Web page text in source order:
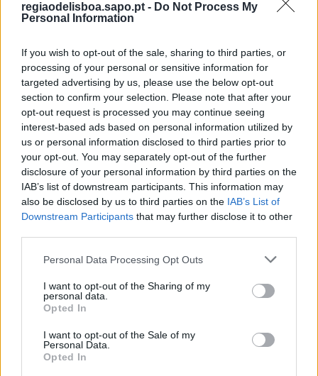
regiaodelisboa.sapo.pt - Do Not Process My
Personal Information
If you wish to opt-out of the sale, sharing to third parties, or
processing of your personal or sensitive information for
targeted advertising by us, please use the below opt-out
section to confirm your selection. Please note that after your
opt-out request is processed you may continue seeing
interest-based ads based on personal information utilized by
us or personal information disclosed to third parties prior to
your opt-out. You may separately opt-out of the further
disclosure of your personal information by third parties on the
IAB’s list of downstream participants. This information may
also be disclosed by us to third parties on the IAB’s List of
Downstream Participants that may further disclose it to other
Personal Data Processing Opt Outs
I want to opt-out of the Sharing of my
personal data.
Opted In
I want to opt-out of the Sale of my
Personal Data.
Opted In
Polícia Judiciária detém homem por homicídio na
Penha de França
7/08/2026
Nova viatura reforça frota da Higiene Urbana
para uma Lisboa mais limpa
6/08/2026